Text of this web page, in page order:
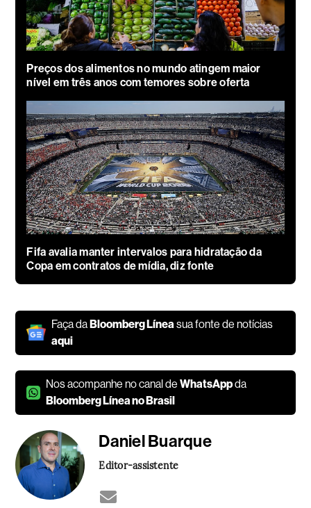
Preços dos alimentos no mundo atingem maior
nível em três anos com temores sobre oferta
Fifa avalia manter intervalos para hidratação da
Copa em contratos de mídia, diz fonte
Faça daBloomberg Línea sua fonte de notícias
aqui
Nos acompanhe no canal deWhatsAppda
Bloomberg Línea no Brasil
Daniel Buarque
Editor-assistente